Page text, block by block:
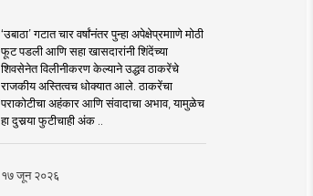
‘उबाठा’ गटात चार वर्षांनंतर पुन्हा अपेक्षेप्रमााणे मोठी
फूट पडली आणि सहा खासदारांनी शिंदेंच्या
शिवसेनेत विलीनीकरण केल्याने उद्धव ठाकरेंचे
राजकीय अस्तित्वच धोक्यात आले. ठाकरेंचा
पराकोटीचा अहंकार आणि संवादाचा अभाव, यामुळेच
हा दुसर्‍या फुटीचाही अंक ..
१७ जून २०२६